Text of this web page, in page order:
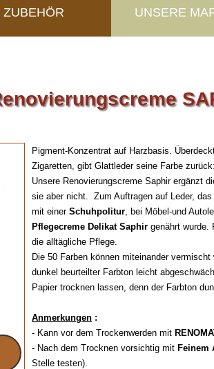
ZUBEHÖR UNSERE
Pigment-Konzentrat auf Harzbasis.
Zigaretten, gibt Glattleder seine Farbe
Unsere Renovierungscreme Saphir ergänzt
sie aber nicht. Zum Auftragen auf Leder,
mit einer Schuhpolitur, bei Möbel-und
Pflegecreme Delikat Saphir genährt wurde.
die alltägliche Pflege.
Die 50 Farben können miteinander
dunkel beurteilter Farbton leicht
Papier trocknen lassen, denn der Farbton
Anmerkungen :
- Kann vor dem Trockenwerden mit
- Nach dem Trocknen vorsichtig mit Feinem
Stelle testen).